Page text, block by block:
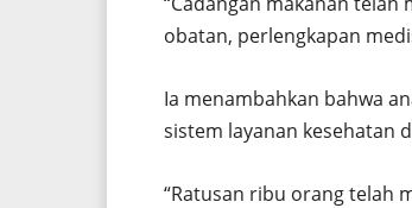
obatan, perlengkapan
Ia menambahkan bahwa
sistem layanan kesehatan
“Ratusan ribu orang telah